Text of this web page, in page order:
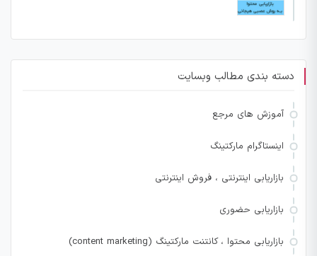
دسته بندی مطالب وبسایت
آموزش های مرجع
اینستاگرام مارکتینگ
بازاریابی اینترنتی ، فروش اینترنتی
بازاریابی حضوری
بازاریابی محتوا ، کانتنت مارکتینگ (content marketing)